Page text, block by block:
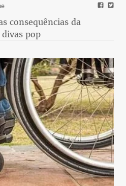
consequências da
pop